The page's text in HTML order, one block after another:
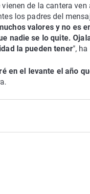
de la cantera
los padres del
valores y no es
nadie se lo quite.
la pueden tener",
en el levante el año